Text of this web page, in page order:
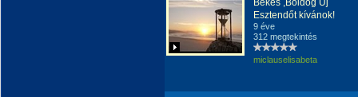
Békés ,Boldog Új
Esztendőt kívánok!
9 éve
312 megtekintés
miclauselisabeta